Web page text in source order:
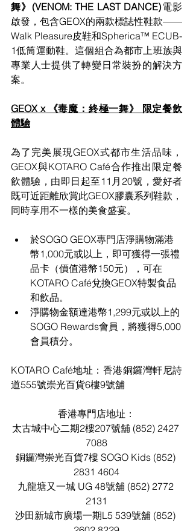
舞》(VENOM: THE LAST DANCE)電影
啟發，包含GEOX的兩款標誌性鞋款——
Walk Pleasure皮鞋和Spherica™ ECUB-
1低筒運動鞋。這個組合為都市上班族與
專業人士提供了轉變日常裝扮的解決方
案。
GEOX x 《毒魔：終極一舞》 限定餐飲
體驗
為了完美展現GEOX式都市生活品味，
GEOX與KOTARO Café合作推出限定餐
飲體驗，由即日起至11月20號，愛好者
既可近距離欣賞此GEOX膠囊系列鞋款，
同時享用不一樣的美食盛宴。
於SOGO GEOX專門店淨購物滿港
幣1,000元或以上，即可獲得一張禮
品卡（價值港幣150元），可在
KOTARO Café兌換GEOX特製食品
和飲品。
淨購物金額達港幣1,299元或以上的
SOGO Rewards會員，將獲得5,000
會員積分。
KOTARO Café地址：香港銅鑼灣軒尼詩
道555號崇光百貨6樓9號舖
香港專門店地址：
太古城中心二期2樓207號舖 (852) 2427
7088
銅鑼灣崇光百貨7樓 SOGO Kids (852)
2831 4604
九龍塘又一城 UG 48號舖 (852) 2772
2131
沙田新城市廣場一期L5 539號舖 (852)